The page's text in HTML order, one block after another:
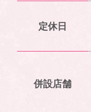
定休日
併設店舗